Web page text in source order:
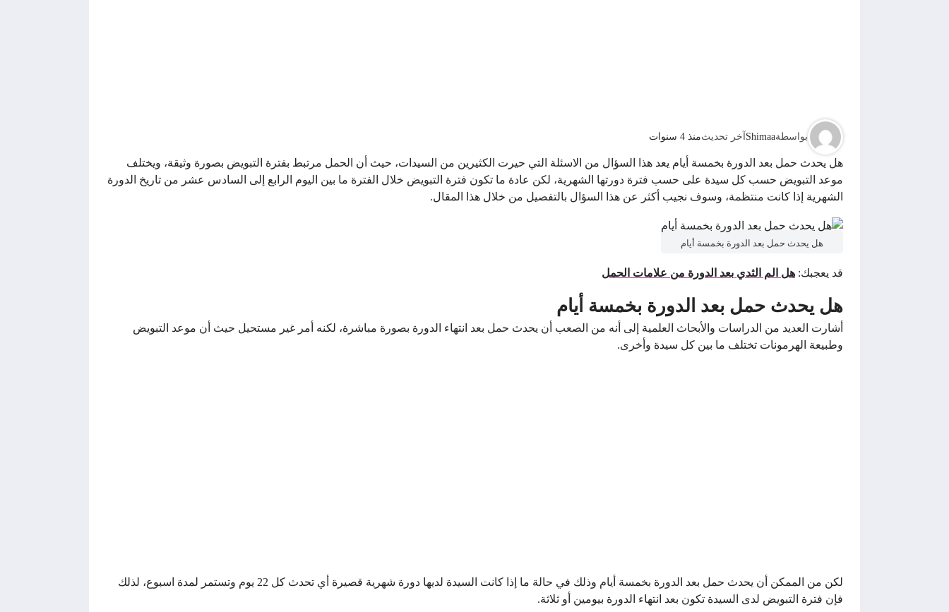
بواسطةShimaaآخر تحديثمنذ 4 سنوات
هل يحدث حمل بعد الدورة بخمسة أيام يعد هذا السؤال من الاسئلة التي حيرت الكثيرين من السيدات، حيث أن الحمل مرتبط بفترة التبويض بصورة وثيقة، ويختلف
موعد التبويض حسب كل سيدة على حسب فترة دورتها الشهرية، لكن عادة ما تكون فترة التبويض خلال الفترة ما بين اليوم الرابع إلى السادس عشر من تاريخ الدورة
الشهرية إذا كانت منتظمة، وسوف نجيب أكثر عن هذا السؤال بالتفصيل من خلال هذا المقال.
هل يحدث حمل بعد الدورة بخمسة أيام
قد يعجبك: هل الم الثدي بعد الدورة من علامات الحمل
هل يحدث حمل بعد الدورة بخمسة أيام
أشارت العديد من الدراسات والأبحاث العلمية إلى أنه من الصعب أن يحدث حمل بعد انتهاء الدورة بصورة مباشرة، لكنه أمر غير مستحيل حيث أن موعد التبويض
وطبيعة الهرمونات تختلف ما بين كل سيدة وأخرى.
لكن من الممكن أن يحدث حمل بعد الدورة بخمسة أيام وذلك في حالة ما إذا كانت السيدة لديها دورة شهرية قصيرة أي تحدث كل 22 يوم وتستمر لمدة اسبوع، لذلك
فإن فترة التبويض لدى السيدة تكون بعد انتهاء الدورة بيومين أو ثلاثة.